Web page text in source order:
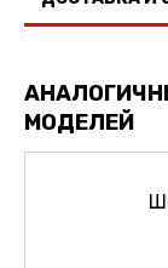
МОДЕЛЕЙ